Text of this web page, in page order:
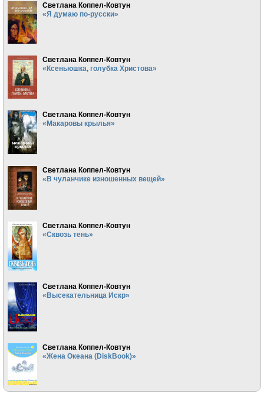
Светлана Коппел-Ковтун
«Я думаю по-русски»
Светлана Коппел-Ковтун
«Ксеньюшка, голубка Христова»
Светлана Коппел-Ковтун
«Макаровы крылья»
Светлана Коппел-Ковтун
«В чуланчике изношенных вещей»
Светлана Коппел-Ковтун
«Сквозь тень»
Светлана Коппел-Ковтун
«Высекательница Искр»
Светлана Коппел-Ковтун
«Жена Океана (DiskBook)»